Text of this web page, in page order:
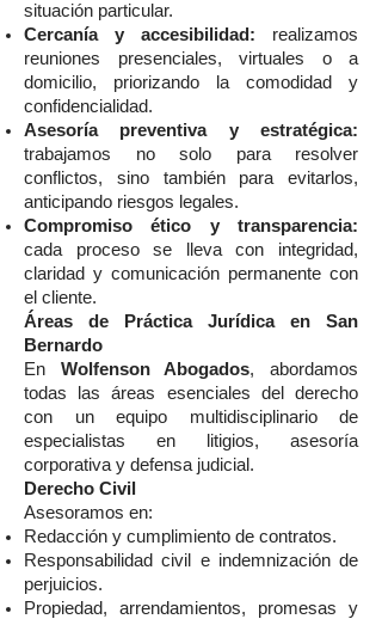
situación particular.
Cercanía y accesibilidad: realizamos
reuniones presenciales, virtuales o a
domicilio, priorizando la comodidad y
confidencialidad.
Asesoría preventiva y estratégica:
trabajamos no solo para resolver
conflictos, sino también para evitarlos,
anticipando riesgos legales.
Compromiso ético y transparencia:
cada proceso se lleva con integridad,
claridad y comunicación permanente con
el cliente.
Áreas de Práctica Jurídica en San
Bernardo
En Wolfenson Abogados, abordamos
todas las áreas esenciales del derecho
con un equipo multidisciplinario de
especialistas en litigios, asesoría
corporativa y defensa judicial.
Derecho Civil
Asesoramos en:
Redacción y cumplimiento de contratos.
Responsabilidad civil e indemnización de
perjuicios.
Propiedad, arrendamientos, promesas y